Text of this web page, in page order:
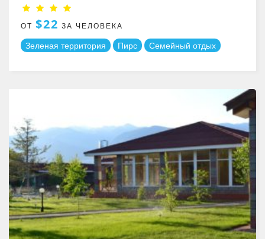
ОТ $22 ЗА ЧЕЛОВЕКА
Зеленая территория Пирс Семейный отдых